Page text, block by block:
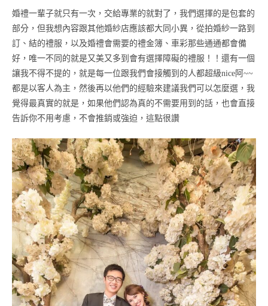
婚禮一輩子就只有一次，交給專業的就對了，我們選擇的是包套的
部分，但我想內容跟其他婚紗店應該都大同小異，從拍婚紗一路到
訂、結的禮服，以及婚禮會需要的禮金簿、車彩那些通通都會備
好，唯一不同的就是又美又多到會有選擇障礙的禮服！！還有一個
讓我不得不提的，就是每一位跟我們會接觸到的人都超級nice阿~~
都是以客人為主，然後再以他們的經驗來建議我們可以怎麼選，我
覺得最真實的就是，如果他們認為真的不需要用到的話，也會直接
告訴你不用考慮，不會推銷或強迫，這點很讚